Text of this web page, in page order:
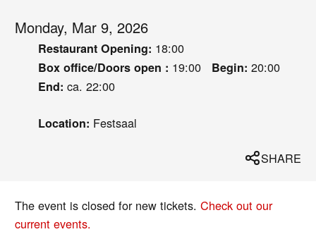
Monday, Mar 9, 2026
Restaurant Opening: 18:00
Box office/Doors open : 19:00 Begin: 20:00
End: ca. 22:00
Location: Festsaal
SHARE
The event is closed for new tickets.Check out our
current events.